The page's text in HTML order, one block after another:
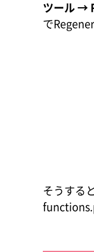
ツール →
で
そうする